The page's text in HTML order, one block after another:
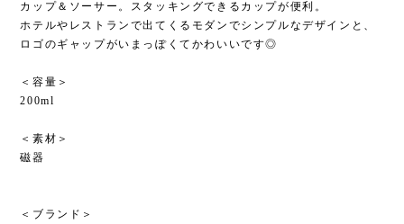
カップ＆ソーサー。スタッキングできるカップが便利。
ホテルやレストランで出てくるモダンでシンプルなデザインと、
ロゴのギャップがいまっぽくてかわいいです◎
＜容量＞
200ml
＜素材＞
磁器
＜ブランド＞